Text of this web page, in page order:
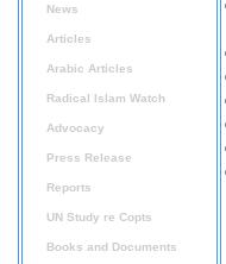
News
Articles
Arabic Articles
Radical Islam Watch
Advocacy
Press Release
Reports
UN Study re Copts
Books and Documents